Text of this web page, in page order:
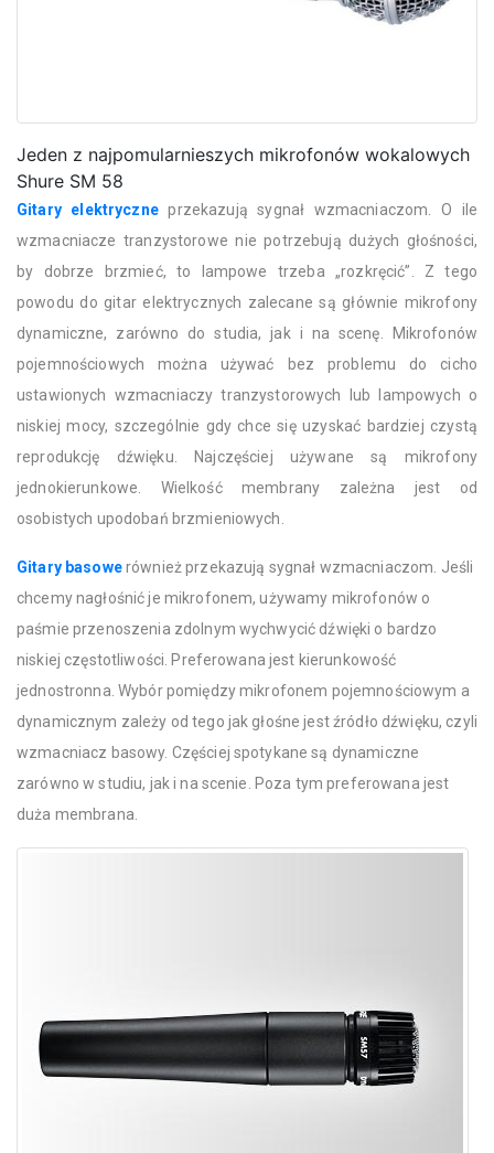
Jeden z najpomularnieszych mikrofonów wokalowych
Shure SM 58
Gitary elektryczneprzekazują sygnał wzmacniaczom. O ile
wzmacniacze tranzystorowe nie potrzebują dużych głośności,
by dobrze brzmieć, to lampowe trzeba „rozkręcić”. Z tego
powodu do gitar elektrycznych zalecane są głównie mikrofony
dynamiczne, zarówno do studia, jak i na scenę. Mikrofonów
pojemnościowych można używać bez problemu do cicho
ustawionych wzmacniaczy tranzystorowych lub lampowych o
niskiej mocy, szczególnie gdy chce się uzyskać bardziej czystą
reprodukcję dźwięku. Najczęściej używane są mikrofony
jednokierunkowe. Wielkość membrany zależna jest od
osobistych upodobań brzmieniowych.
Gitary basowerównież przekazują sygnał wzmacniaczom. Jeśli
chcemy nagłośnić je mikrofonem, używamy mikrofonów o
paśmie przenoszenia zdolnym wychwycić dźwięki o bardzo
niskiej częstotliwości. Preferowana jest kierunkowość
jednostronna. Wybór pomiędzy mikrofonem pojemnościowym a
dynamicznym zależy od tego jak głośne jest źródło dźwięku, czyli
wzmacniacz basowy. Częściej spotykane są dynamiczne
zarówno w studiu, jak i na scenie. Poza tym preferowana jest
duża membrana.